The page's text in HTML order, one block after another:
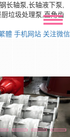
长轴泵,长轴液下泵,
垃圾处理泵,直角齿
體 手机网站 关注微信